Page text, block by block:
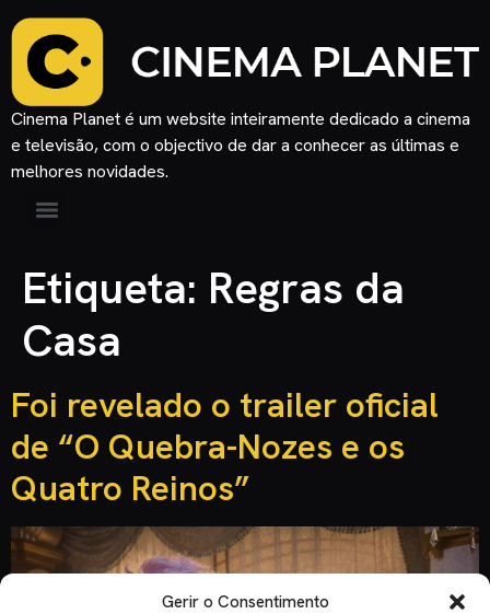
Gerir o Consentimento
Cinema Planet é um website inteiramente dedicado a cinema
e televisão, com o objectivo de dar a conhecer as últimas e
melhores novidades.
Etiqueta: Regras da
Casa
Foi revelado o trailer oficial
de “O Quebra-Nozes e os
Quatro Reinos”